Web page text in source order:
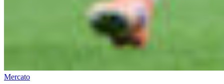
Mercato